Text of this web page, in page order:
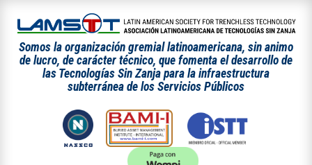
Somos la organización gremial latinoamericana, sin animo
de lucro, de carácter técnico, que fomenta el desarrollo de
las Tecnologías Sin Zanja para la infraestructura
subterránea de los Servicios Públicos